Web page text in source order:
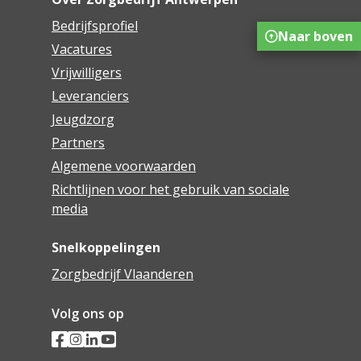
Bedrijfsprofiel
Vacatures
Vrijwilligers
Leveranciers
Jeugdzorg
Partners
Algemene voorwaarden
Richtlijnen voor het gebruik van sociale
media
Snelkoppelingen
Zorgbedrijf Vlaanderen
Volg ons op
Naar boven